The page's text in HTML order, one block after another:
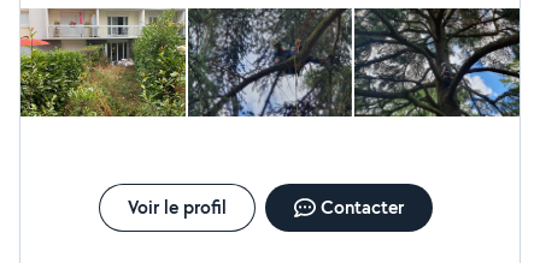
respectueuses de l'environnement - Devis gratuit et
personnalisé - Intervention rapide et soignée
Voir le profil Contacter